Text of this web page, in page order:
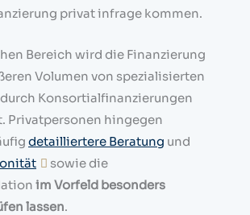
privat infrage kommen.
Bereich wird die Finanzierung
Volumen von spezialisierten
Konsortialfinanzierungen
Privatpersonen hingegen
detailliertere Beratung und
sowie die
im Vorfeld besonders
lassen.